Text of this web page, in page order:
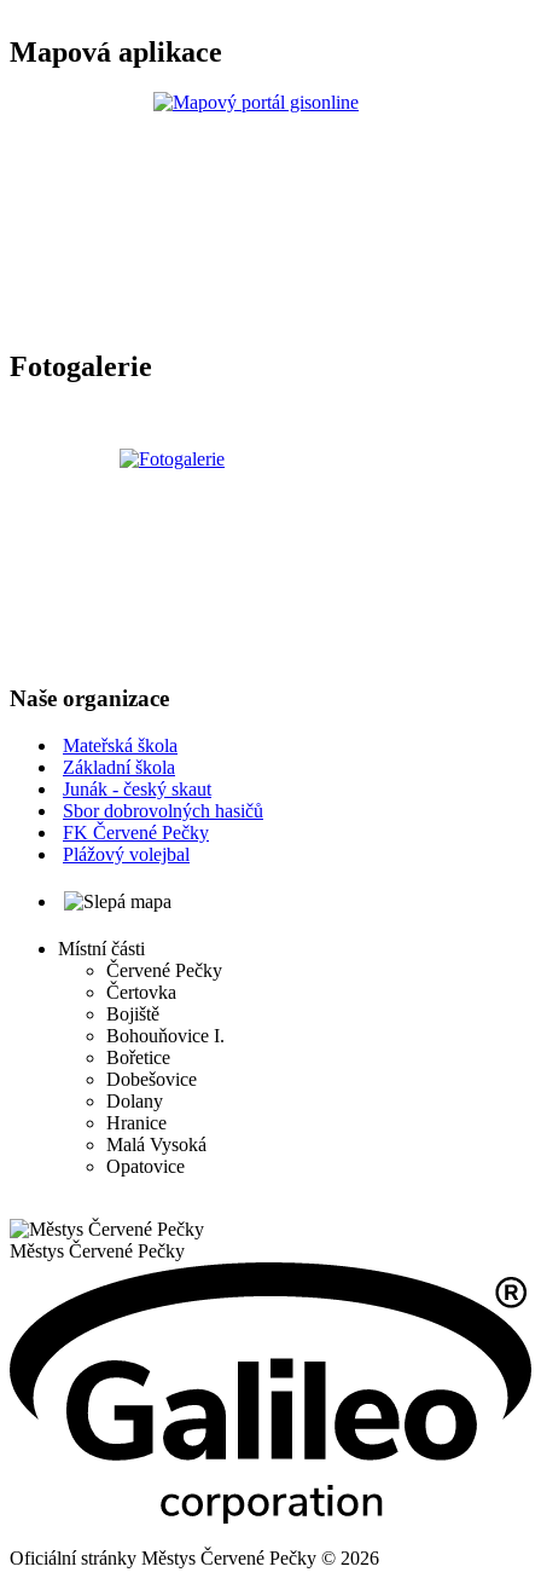
Mapová aplikace
Fotogalerie
Naše organizace
Mateřská škola
Základní škola
Junák - český skaut
Sbor dobrovolných hasičů
FK Červené Pečky
Plážový volejbal
Místní části
Červené Pečky
Čertovka
Bojiště
Bohouňovice I.
Bořetice
Dobešovice
Dolany
Hranice
Malá Vysoká
Opatovice
Městys Červené Pečky
Oficiální stránky Městys Červené Pečky © 2026